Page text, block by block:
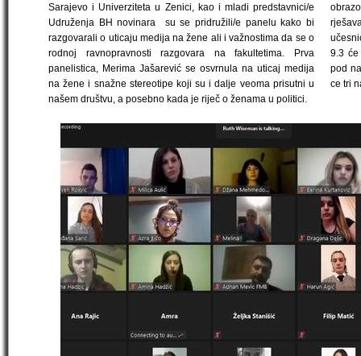
Sarajevo i Univerziteta u Zenici, kao i mladi predstavnici/e
Udruženja BH novinara su se pridružili/e panelu kako bi
razgovarali o uticaju medija na žene ali i važnostima da se o
rodnoj ravnopravnosti razgovara na fakultetima. Prva
panelistica, Merima Jašarević se osvrnula na uticaj medija
na žene i snažne stereotipe koji su i dalje veoma prisutni u
našem društvu, a posebno kada je riječ o ženama u politici.
9.3
pod
ce tri